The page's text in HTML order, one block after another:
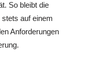
So bleibt die
stets auf einem
Anforderungen